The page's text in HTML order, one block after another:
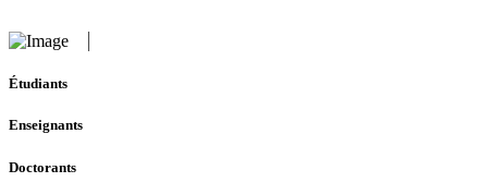
Étudiants
Enseignants
Doctorants